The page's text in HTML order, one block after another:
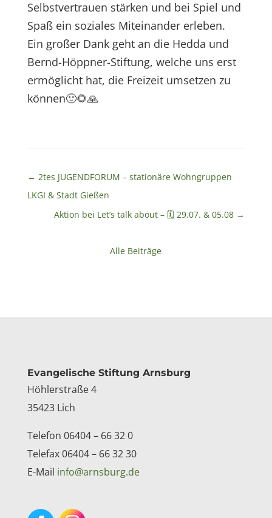
Selbstvertrauen stärken und bei Spiel und
Spaß ein soziales Miteinander erleben.
Ein großer Dank geht an die Hedda und
Bernd-Höppner-Stiftung, welche uns erst
ermöglicht hat, die Freizeit umsetzen zu
können🙂🌻🙏
← 2tes JUGENDFORUM – stationäre Wohngruppen
LKGI & Stadt Gießen
Aktion bei Let’s talk about – 🗓 29.07. & 05.08 →
Alle Beiträge
Kontakt
Evangelische Stiftung Arnsburg
Höhlerstraße 4
35423 Lich
Telefon 06404 – 66 32 0
Telefax 06404 – 66 32 30
E-Mail info@arnsburg.de